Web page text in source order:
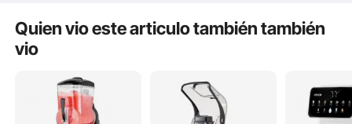
cafeterías y bares.
Quien vio este articulo también también
vio